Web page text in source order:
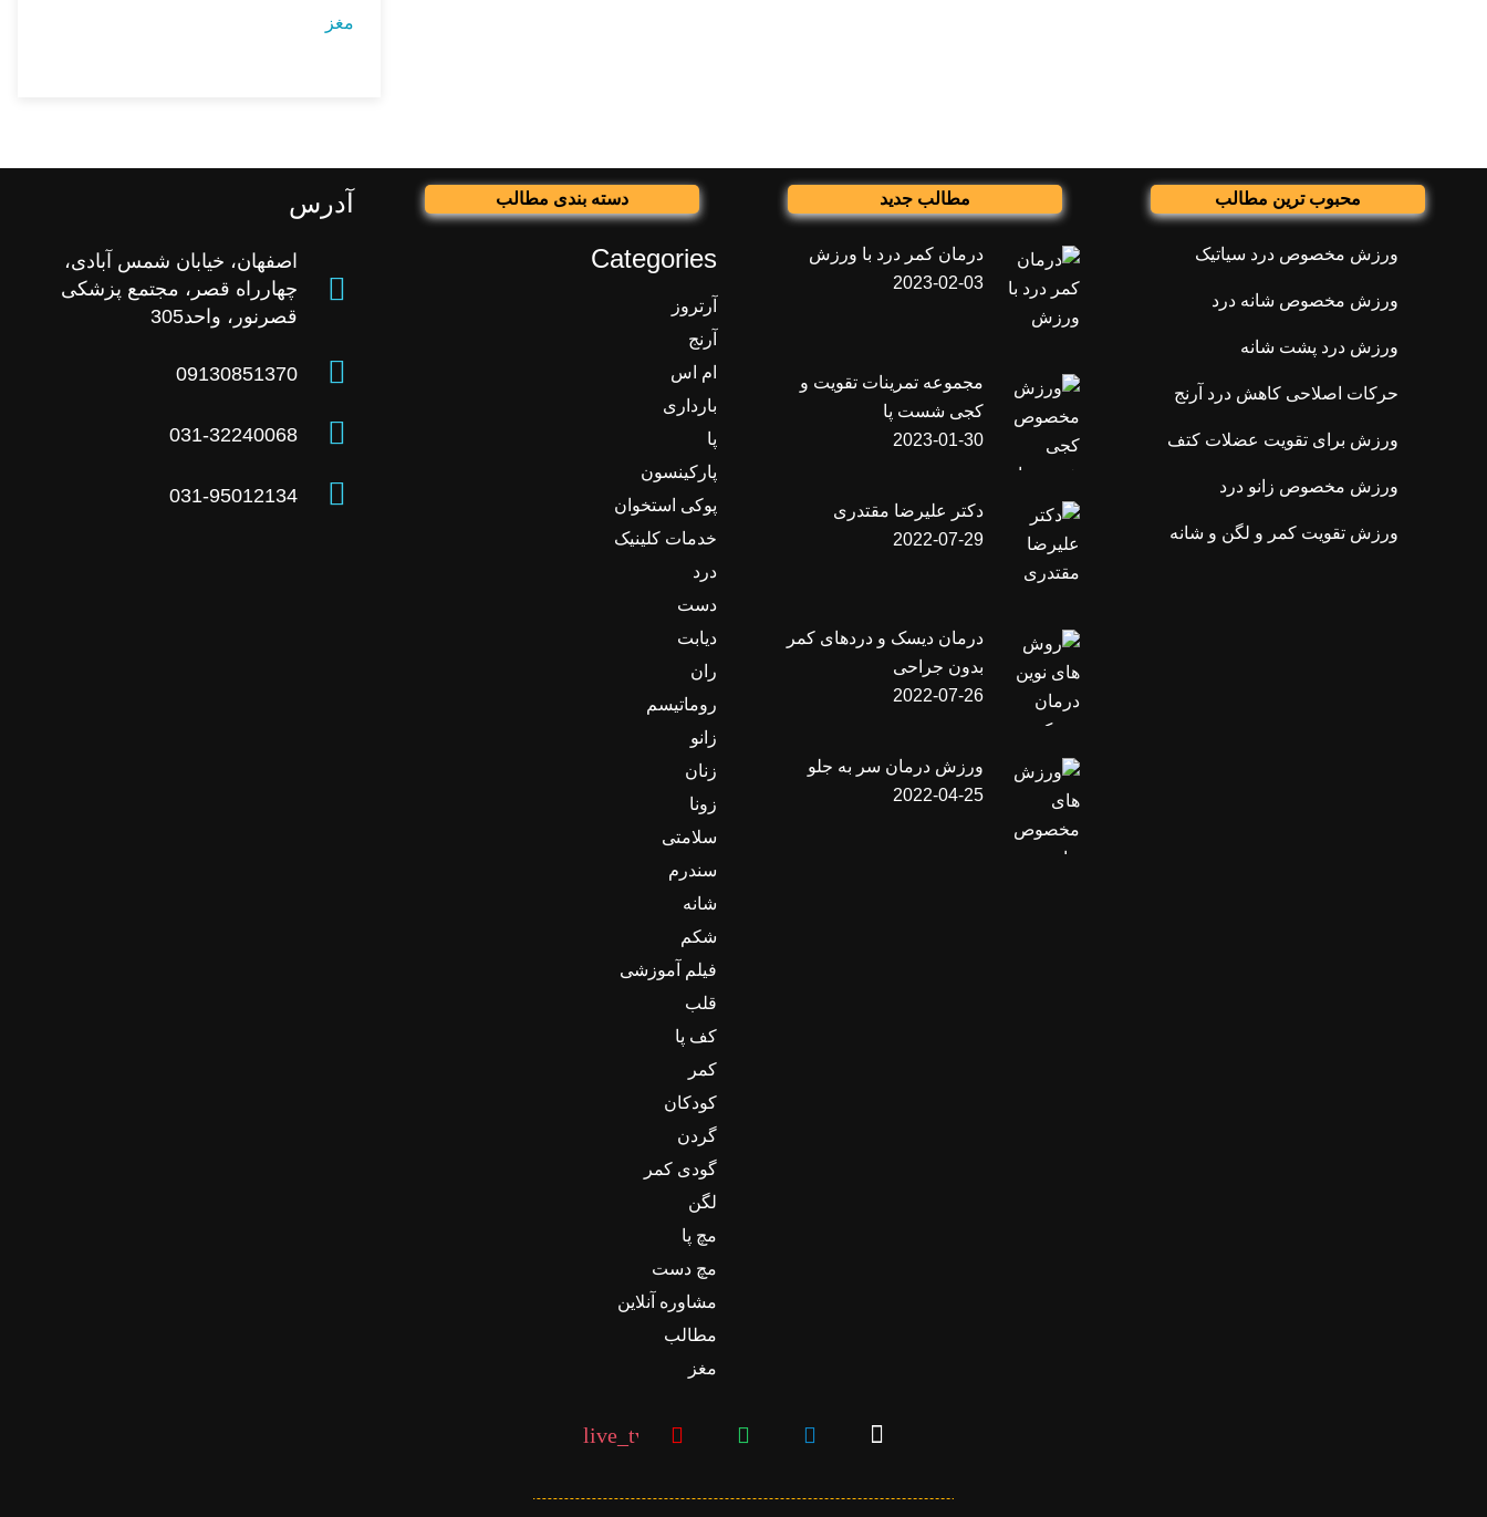
مغز
محبوب ترین مطالب
ورزش مخصوص درد سیاتیک
ورزش مخصوص شانه درد
ورزش درد پشت شانه
حرکات اصلاحی کاهش درد آرنج
ورزش برای تقویت عضلات کتف
ورزش مخصوص زانو درد
ورزش تقویت کمر و لگن و شانه
مطالب جدید
درمان کمر درد با ورزش
2023-02-03
مجموعه تمرینات تقویت و
کجی شست پا
2023-01-30
دکتر علیرضا مقتدری
2022-07-29
درمان دیسک و دردهای کمر
بدون جراحی
2022-07-26
ورزش درمان سر به جلو
2022-04-25
دسته بندی مطالب
Categories
آرتروز
آرنج
ام اس
بارداری
پا
پارکینسون
پوکی استخوان
خدمات کلینیک
درد
دست
دیابت
ران
روماتیسم
زانو
زنان
زونا
سلامتی
سندرم
شانه
شکم
فیلم آموزشی
قلب
کف پا
کمر
کودکان
گردن
گودی کمر
لگن
مچ پا
مچ دست
مشاوره آنلاین
مطالب
مغز
آدرس
اصفهان، خیابان شمس آبادی،
چهارراه قصر، مجتمع پزشکی
قصرنور، واحد305
09130851370
031-32240068
031-95012134
live_tv